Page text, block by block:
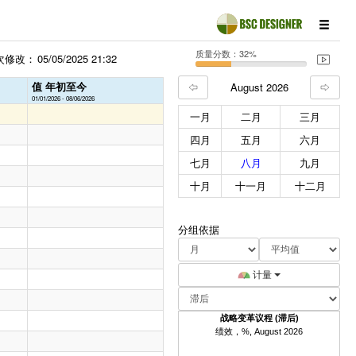
修改： 05/05/2025 21:32 质量分数：32%
值 年初至今
01/01/2026 - 08/06/2026
August 2026
一月
二月
三月
四月
五月
六月
七月
八月
九月
十月
十一月 十二月
分组依据
计量
战略变革议程 (滞后)
绩效，%, August 2026